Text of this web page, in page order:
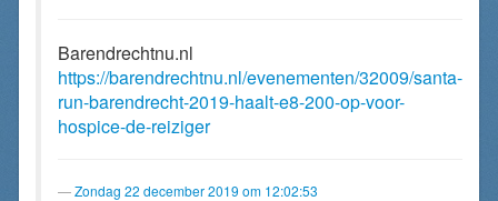
Barendrechtnu.nl
https://barendrechtnu.nl/evenementen/32009/santa-
run-barendrecht-2019-haalt-e8-200-op-voor-
hospice-de-reiziger
Zondag 22 december 2019 om 12:02:53